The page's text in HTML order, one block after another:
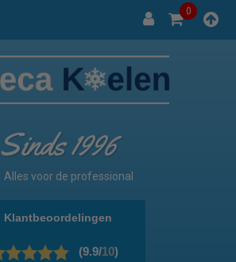
0
Sinds 1996
Alles voor de professional